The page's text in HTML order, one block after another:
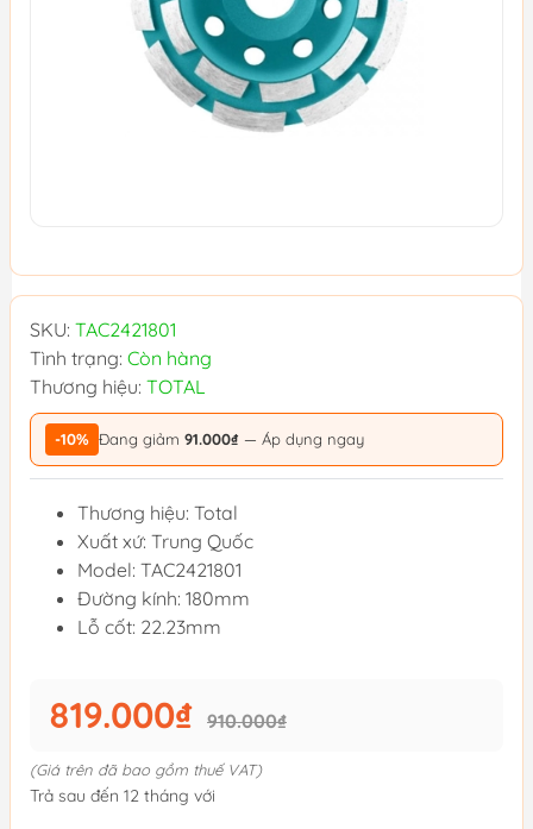
SKU: TAC2421801
Tình trạng: Còn hàng
Thương hiệu: TOTAL
-10% Đang giảm 91.000₫ — Áp dụng ngay
Thương hiệu: Total
Xuất xứ: Trung Quốc
Model: TAC2421801
Đường kính: 180mm
Lỗ cốt: 22.23mm
819.000₫ 910.000₫
(Giá trên đã bao gồm thuế VAT)
Trả sau đến 12 tháng với